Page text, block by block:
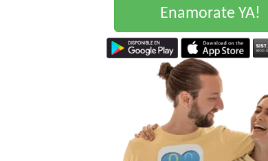
Enamorate YA!